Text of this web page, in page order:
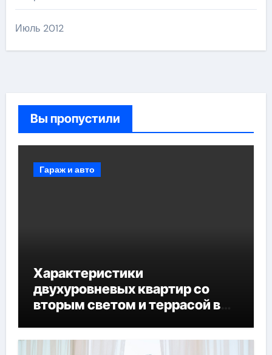
Июль 2012
Вы пропустили
Гараж и авто
Характеристики
двухуровневых квартир со
вторым светом и террасой в